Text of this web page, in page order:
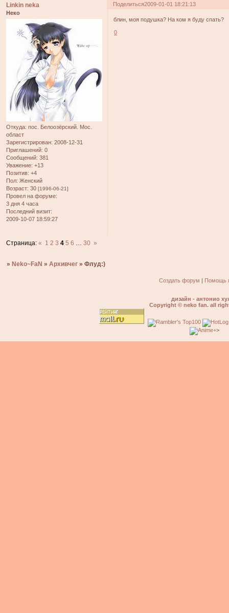
Поделиться2009-01-01 18:21:13
Linkin neka
Неко
Откуда: пос. Белоозёрский. Мос.
област
Зарегистрирован: 2008-12-31
Приглашений: 0
Сообщений: 381
Уважение: +13
Позитив: +4
Пол: Женский
Возраст: 30 [1996-06-21]
Провел на форуме:
3 дня 4 часа
Последний визит:
2009-10-07 18:59:27
блин, моя подушка? На ком я буду спать?
0
Страница:« 1 2 3 4 5 6 30 »
» Neko~FaN »Архивчег »Флуд:)
Создать форум | Помощь
дизайн - антонио
Copyright © neko fan. all
>